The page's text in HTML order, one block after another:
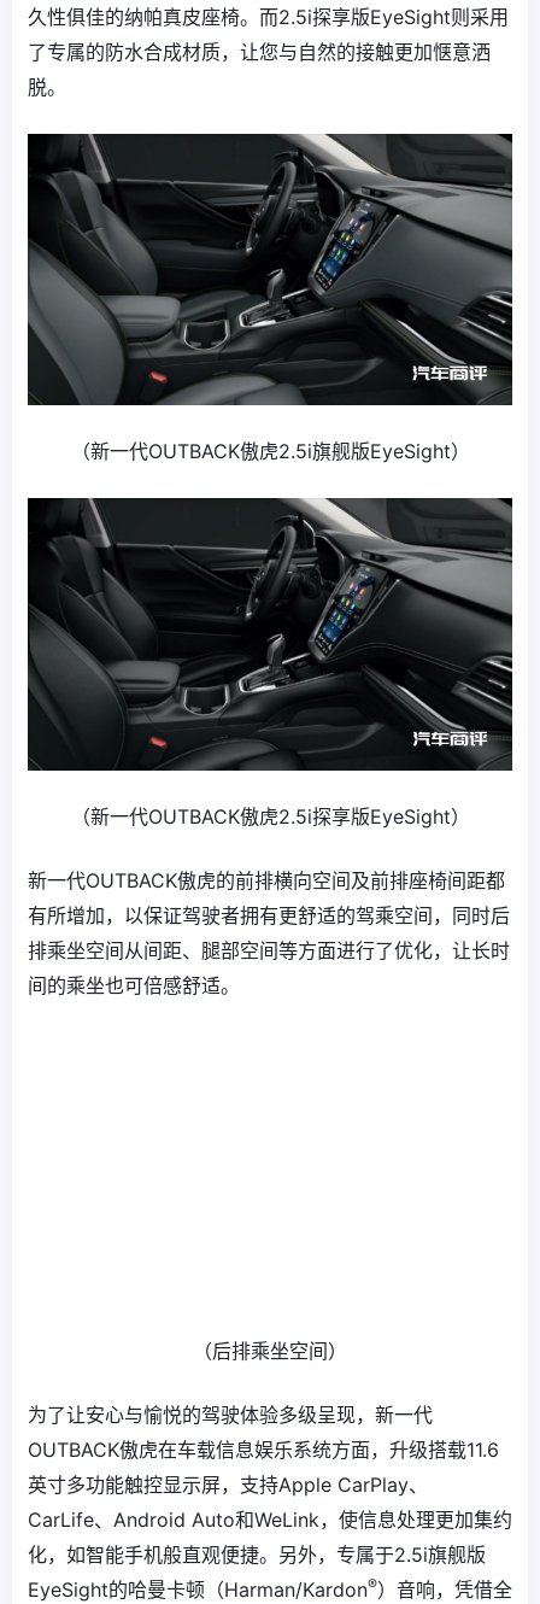
久性俱佳的纳帕真皮座椅。而2.5i探享版EyeSight则采用
了专属的防水合成材质，让您与自然的接触更加惬意洒
脱。
（新一代OUTBACK傲虎2.5i旗舰版EyeSight）
（新一代OUTBACK傲虎2.5i探享版EyeSight）
新一代OUTBACK傲虎的前排横向空间及前排座椅间距都
有所增加，以保证驾驶者拥有更舒适的驾乘空间，同时后
排乘坐空间从间距、腿部空间等方面进行了优化，让长时
间的乘坐也可倍感舒适。
（后排乘坐空间）
为了让安心与愉悦的驾驶体验多级呈现，新一代
OUTBACK傲虎在车载信息娱乐系统方面，升级搭载11.6
英寸多功能触控显示屏，支持Apple CarPlay、
CarLife、Android Auto和WeLink，使信息处理更加集约
化，如智能手机般直观便捷。另外，专属于2.5i旗舰版
EyeSight的哈曼卡顿（Harman/Kardon®）音响，凭借全